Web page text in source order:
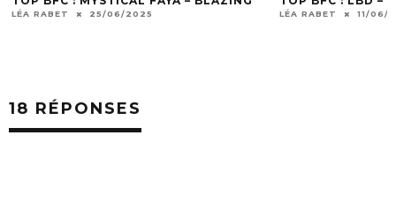
LÉA RABET 25/06/2025 LÉA RABET 11/06/
18 RÉPONSES